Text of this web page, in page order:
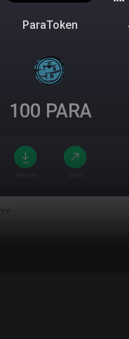
ParaToken
100 PARA